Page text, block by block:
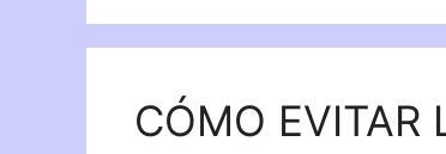
CÓMO EVITAR